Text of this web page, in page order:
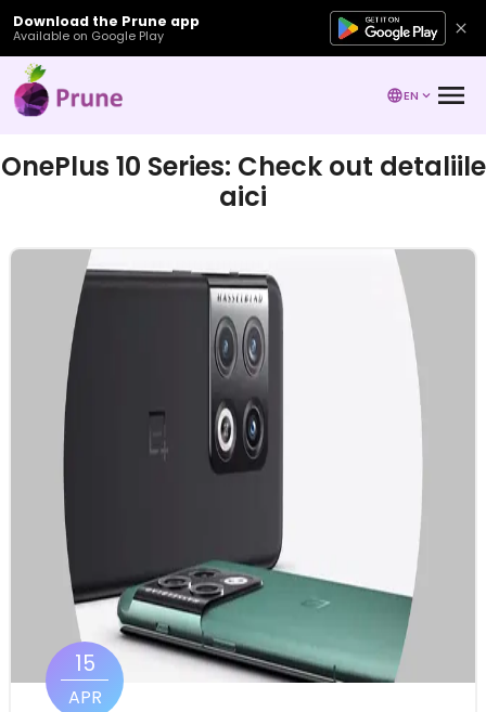
Download the Prune app
Available on Google Play
EN
OnePlus 10 Series: Check out detaliile
aici
15
APR